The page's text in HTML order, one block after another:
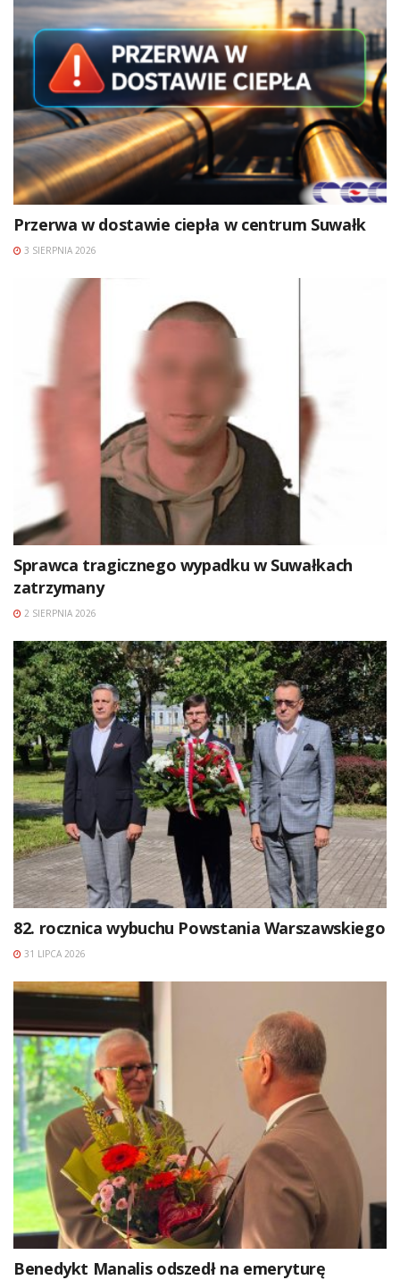
Przerwa w dostawie ciepła w centrum Suwałk
3 SIERPNIA 2026
Sprawca tragicznego wypadku w Suwałkach
zatrzymany
2 SIERPNIA 2026
82. rocznica wybuchu Powstania Warszawskiego
31 LIPCA 2026
Benedykt Manalis odszedł na emeryturę